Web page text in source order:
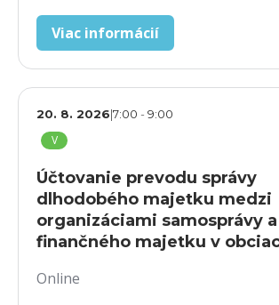
Viac informácií
20. 8. 2026|7:00 - 9:00
V
Účtovanie prevodu správy
dlhodobého majetku medzi
organizáciami samosprávy a
finančného majetku v
Online